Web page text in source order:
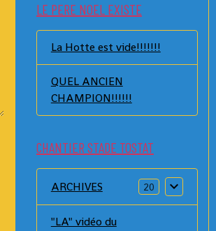
LE PERE NOEL EXISTE
La Hotte est vide!!!!!!!
QUEL ANCIEN
CHAMPION!!!!!!
CHANTIER STADE TOSTAT
ARCHIVES 20
"LA" vidéo du